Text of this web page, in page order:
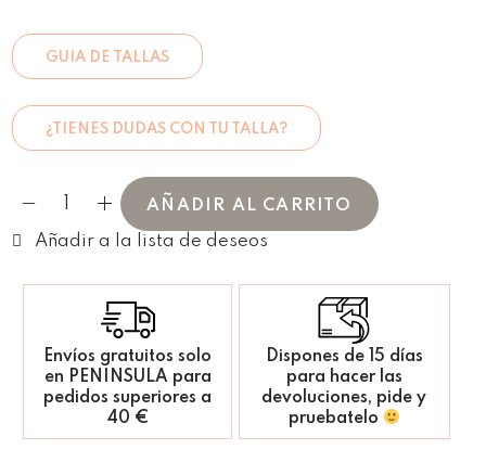
GUIA DE TALLAS
¿TIENES DUDAS CON TU TALLA?
AÑADIR AL CARRITO
Envíos gratuitos solo
en PENINSULA para
pedidos superiores a
40 €
Dispones de 15 días
para hacer las
devoluciones, pide y
pruebatelo